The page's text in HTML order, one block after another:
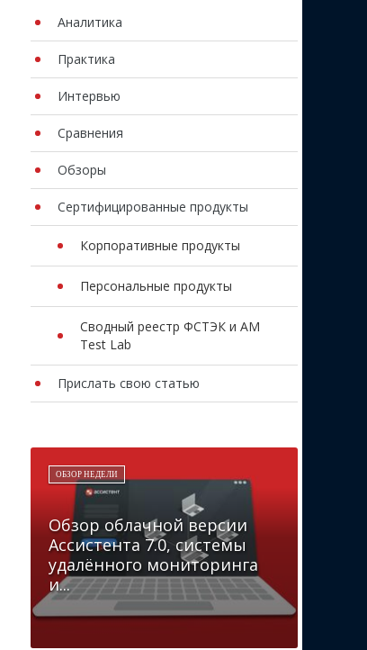
Аналитика
Практика
Интервью
Сравнения
Обзоры
Сертифицированные продукты
Корпоративные продукты
Персональные продукты
Сводный реестр ФСТЭК и AM
Test Lab
Прислать свою статью
ОБЗОР НЕДЕЛИ
Обзор облачной версии
Ассистента 7.0, системы
удалённого мониторинга
и...